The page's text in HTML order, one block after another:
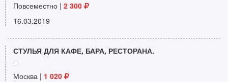
Повсеместно | 2 300
16.03.2019
СТУЛЬЯ ДЛЯ КАФЕ, БАРА, РЕСТОРАНА.
Москва | 1 020